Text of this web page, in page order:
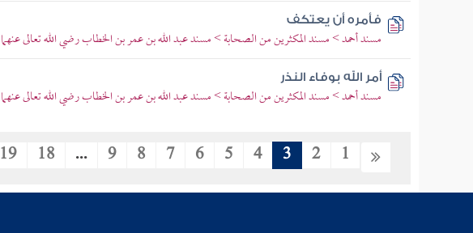
فأمره أن يعتكف
مسند أحمد > مسند المكثرين من الصحابة > مسند عبد الله بن عمر بن الخطاب رضي الله تعالى عنهما
أمر الله بوفاء النذر
مسند أحمد > مسند المكثرين من الصحابة > مسند عبد الله بن عمر بن الخطاب رضي الله تعالى عنهما
1
2
3
4
5
6
7
8
9
...
18
19